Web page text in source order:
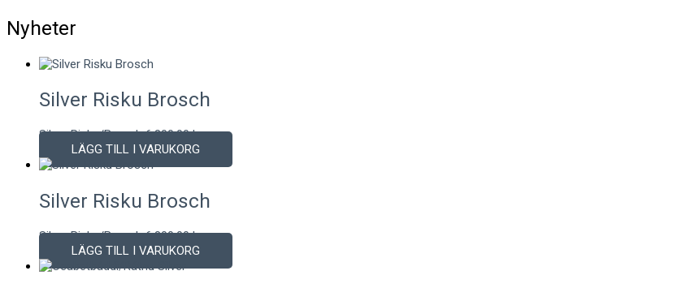
Nyheter
Silver Risku Brosch
Silver Risku/Brosch6.800,00kr
LÄGG TILL I VARUKORG
Silver Risku Brosch
Silver Risku/Brosch6.800,00kr
LÄGG TILL I VARUKORG